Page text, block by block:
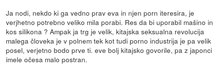
Ja nodi, nekdo ki ga vedno prav eva in njen porn iteresira, je
verjhetno potrebno veliko mila porabi. Res da bi uporabil mašino in
kos silikona ? Ampak ja trg je velik, kitajska seksualna revolucija
malega človeka je v polnem tek kot tudi porno industrija je pa velik
posel, verjetno bodo prve ti. eve bolj kitajsko govorile, pa z japonci
imele očesa malo postran.